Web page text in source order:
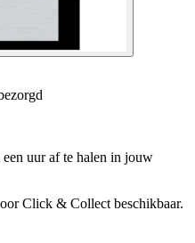
een uur af te halen in jouw
Click & Collect beschikbaar.